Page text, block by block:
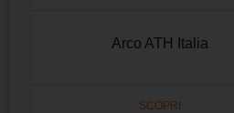
Arco ATH Italia
SCOPRI